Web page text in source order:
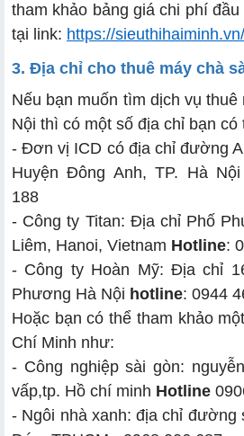
tham khảo bảng giá chi phí
tại link: https://
3. Địa chỉ cho thuê máy chà
Nếu bạn muốn tìm dịch vụ
Nội thì có một số địa chỉ bạn
- Đơn vị ICD có địa chỉ đường
Huyện Đông Anh, TP. Hà Nội
188
- Công ty Titan: Địa chỉ Phố
Liêm, Hanoi, Vietnam Hotline:
- Công ty Hoàn Mỹ: Địa chỉ
Phương Hà Nội hotline: 0944
Hoặc bạn có thể tham khảo
Chí Minh như:
- Công nghiệp sài gòn:
vấp,tp. Hồ chí minh Hotline
- Ngôi nhà xanh: địa chỉ đường